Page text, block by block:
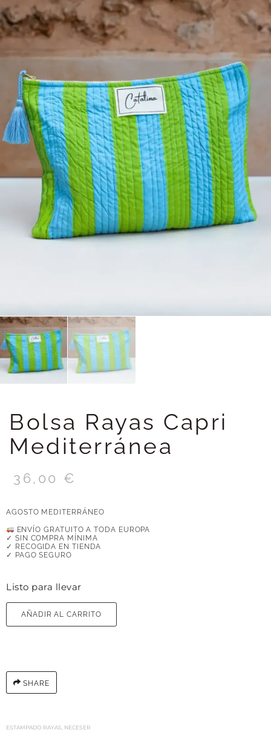
Bolsa Rayas Capri
Mediterránea
36,00 €
AGOSTO MEDITERRÁNEO
ENVÍO GRATUITO A TODA EUROPA
✓ SIN COMPRA MÍNIMA
✓ RECOGIDA EN TIENDA
✓ PAGO SEGURO
Listo para llevar
AÑADIR AL CARRITO
SHARE
ESTAMPADO RAYAS, NECESER